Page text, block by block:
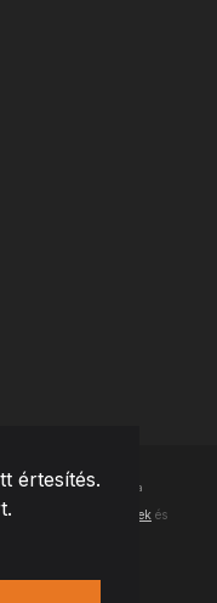
értesítés.
- Minden jog fenntartva
Használati feltételek és